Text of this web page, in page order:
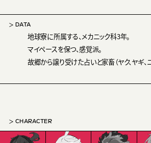
DATA
地球寮に所属する、メカニック科3年。
マイペースを保つ、感覚派。
故郷から譲り受けた占いと家畜（ヤク、ヤギ、
CHARACTER